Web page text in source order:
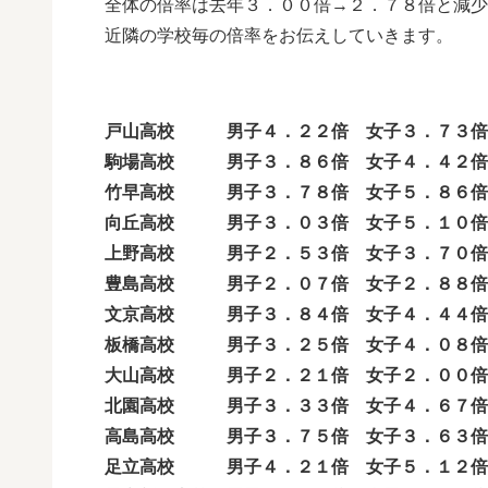
全体の倍率は去年３．００倍→２．７８倍と減少
近隣の学校毎の倍率をお伝えしていきます。
戸山高校 男子４．２２倍 女子３．７３倍
駒場高校 男子３．８６倍 女子４．４２倍
竹早高校 男子３．７８倍 女子５．８６倍
向丘高校 男子３．０３倍 女子５．１０倍
上野高校 男子２．５３倍 女子３．７０倍
豊島高校 男子２．０７倍 女子２．８８倍
文京高校 男子３．８４倍 女子４．４４倍
板橋高校 男子３．２５倍 女子４．０８倍
大山高校 男子２．２１倍 女子２．００倍
北園高校 男子３．３３倍 女子４．６７倍
高島高校 男子３．７５倍 女子３．６３倍
足立高校 男子４．２１倍 女子５．１２倍